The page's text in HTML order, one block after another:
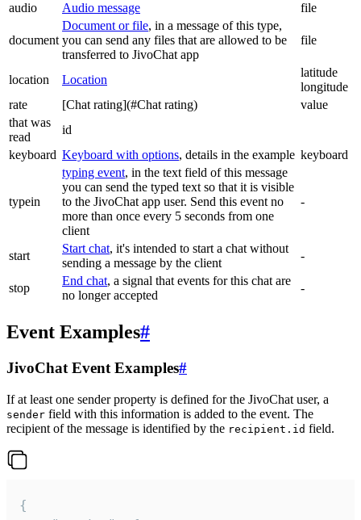
audio
Audio message file
document
Document or file, in a message of this type,
you can send any files that are allowed to be
transferred to JivoChat app
file
location Location
latitude
longitude
rate
[Chat rating](#Chat rating)
value
that was
read
id
keyboard Keyboard with options, details in the example keyboard
typein
typing event, in the text field of this message
you can send the typed text so that it is visible
to the JivoChat app user. Send this event no
more than once every 5 seconds from one
client
-
start
Start chat, it's intended to start a chat without
sending a message by the client
-
stop
End chat, a signal that events for this chat are
no longer accepted
-
Event Examples#
JivoChat Event Examples#
If at least one sender property is defined for the JivoChat user, a
sender field with this information is added to the event. The
recipient of the message is identified by the recipient.id field.
{